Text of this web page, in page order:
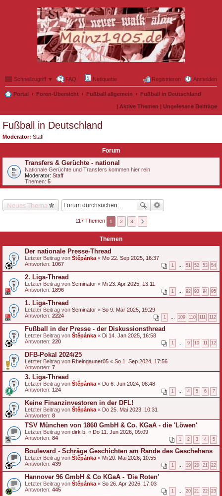
Schnellzugriff ▼ FAQ Netiquette Anmelden
Registrieren
Portal Foren-Übersicht Fußball allgemein Fußball in Deutschland
| Aktive Themen | Ungelesene Beiträge
Fußball in Deutschland
Moderator: Staff
Forum
Transfers & Gerüchte - national
Nationale Gerüchte und Transfers kommen hier rein
Moderator: Staff
Themen: 5
Neues Thema
117 Themen 1 2 3
Themen
Der nationale Presse-Thread
Letzter Beitrag von Štěpánka « Mo 22. Sep 2025, 16:37
Antworten: 1067 1 51 52 53 54
2. Liga-Thread
Letzter Beitrag von Seminator « Mi 23. Apr 2025, 13:11
Antworten: 1896 1 92 93 94 95
1. Liga-Thread
Letzter Beitrag von Seminator « So 9. Mär 2025, 19:29
Antworten: 2224 1 109 110 111 112
Fußball in der Presse - der Diskussionsthread
Letzter Beitrag von Štěpánka « Di 14. Jan 2025, 16:58
Antworten: 220 1 9 10 11 12
DFB-Pokal 2024/25
Letzter Beitrag von Rheingauner05 « So 1. Sep 2024, 17:56
Antworten: 7
3. Liga-Thread
Letzter Beitrag von Štěpánka « Do 6. Jun 2024, 08:48
Antworten: 124 1 4 5 6 7
Keine Finanzinvestoren in der DFL!
Letzter Beitrag von Štěpánka « Do 25. Mai 2023, 10:31
Antworten: 8
TSV München von 1860 GmbH & Co. KGaA - die 'Löwen'
Letzter Beitrag von dirk b. « Do 11. Jun 2026, 09:09
Antworten: 84 1 2 3 4 5
Boulevard - Schräge Geschichten am Rande des Geschehens
Letzter Beitrag von Štěpánka « Mi 20. Mai 2026, 10:55
Antworten: 439 1 19 20 21 22
Hannover 96 GmbH & Co KGaA - 'Die Roten'
Letzter Beitrag von Štěpánka « So 26. Apr 2026, 17:03
Antworten: 445 1 20 21 22 23